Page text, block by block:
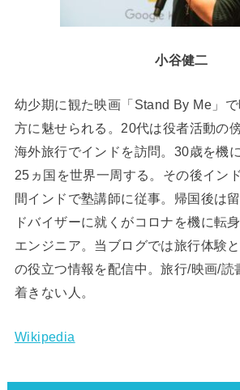
小谷健二
幼少期に観た映画「Stand By Me」
方に魅せられる。20代は役者活動の
海外旅行でインドを訪問。30歳を機
25ヵ国を世界一周する。その後イン
間インドで塾講師に従事。帰国後は
ドバイザーに就くがコロナを機に転
エンジニア。当ブログでは旅行体験
の役立つ情報を配信中。旅行/映画/読
着きない人。
Wikipedia